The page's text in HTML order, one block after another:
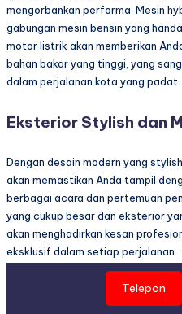
mengorbankan performa. Mesin
gabungan mesin bensin yang
motor listrik akan memberikan
bahan bakar yang tinggi, yang
dalam perjalanan kota yang padat.
Eksterior Stylish dan
Dengan desain modern yang
akan memastikan Anda tampil
berbagai acara dan pertemuan
yang cukup besar dan eksterior
akan menghadirkan kesan
eksklusif dalam setiap perjalanan.
Fitur-fitur Lengkap
Telepon